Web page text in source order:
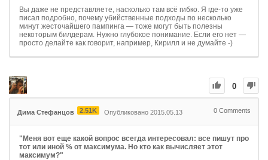
Вы даже не представляете, насколько там всё гибко. Я где-то уже
писал подробно, почему убийственные подходы по несколько
минут жесточайшего пампинга — тоже могут быть полезны
некоторым билдерам. Нужно глубокое понимание. Если его нет —
просто делайте как говорит, например, Кирилл и не думайте -)
0
Дима Стефанцов 2.51K Опубликовано 2015.05.13 0 Comments
"Меня вот еще какой вопрос всегда интересовал: все пишут про
тот или иной % от максимума. Но кто как вычисляет этот
максимум?"